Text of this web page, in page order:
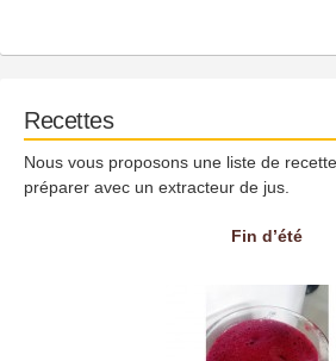
Recettes
Nous vous proposons une liste de
préparer avec un extracteur de jus.
Fin d’été